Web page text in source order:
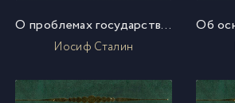
О проблемах государственного управления (из выступлений на партийных и хозяйственных мероприятиях). Речь при открытии I Всероссийского совещания ответственных работников РКИ
Иосиф Сталин